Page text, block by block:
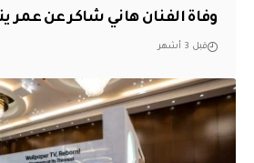
وفاة الفنان هاني شاكر عن عمر يناهز 74
قبل 3 أشهر